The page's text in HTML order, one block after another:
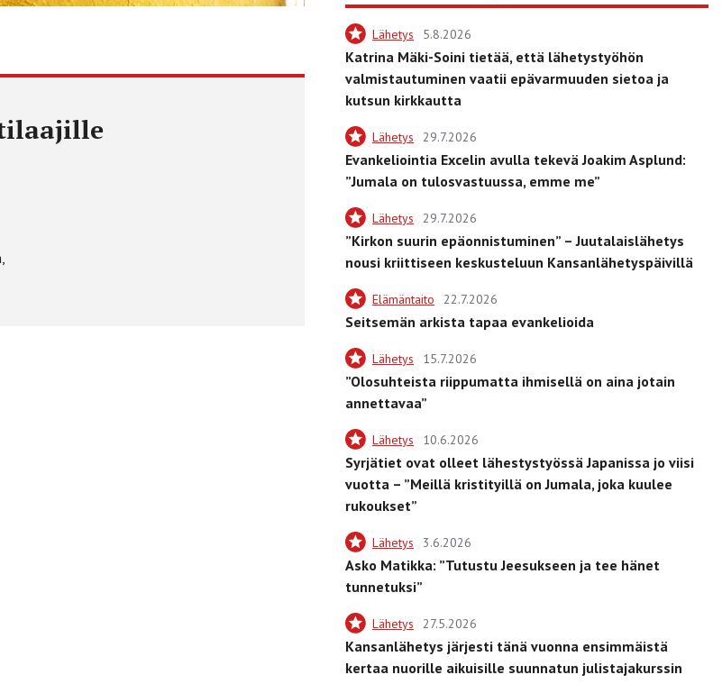
Lähetys 5.8.2026
Katrina Mäki-Soini tietää, että lähetystyöhön
valmistautuminen vaatii epävarmuuden sietoa ja
kutsun kirkkautta
Lähetys 29.7.2026
Evankeliointia Excelin avulla tekevä Joakim Asplund:
”Jumala on tulosvastuussa, emme me”
Lähetys 29.7.2026
”Kirkon suurin epäonnistuminen” – Juutalaislähetys
nousi kriittiseen keskusteluun Kansanlähetyspäivillä
Elämäntaito 22.7.2026
Seitsemän arkista tapaa evankelioida
Lähetys 15.7.2026
”Olosuhteista riippumatta ihmisellä on aina jotain
annettavaa”
Lähetys 10.6.2026
Syrjätiet ovat olleet lähestystyössä Japanissa jo viisi
vuotta – ”Meillä kristityillä on Jumala, joka kuulee
rukoukset”
Lähetys 3.6.2026
Asko Matikka: ”Tutustu Jeesukseen ja tee hänet
tunnetuksi”
Lähetys 27.5.2026
Kansanlähetys järjesti tänä vuonna ensimmäistä
kertaa nuorille aikuisille suunnatun julistajakurssin